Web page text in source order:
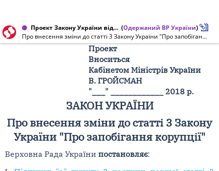
Проект Закону України від 19.03.2018 № 8158 (Одержаний ВР України)
Про внесення зміни до статті 3 Закону України "Про запобігання корупції"